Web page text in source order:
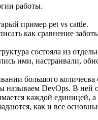
работы.
пример pet vs cattle.
как сравнение
состояла из
ими, настраивали,
большого количесва
DevOps. В ней
каждой единицей,
как и все